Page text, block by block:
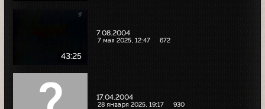
43:25
7.08.2004
7 мая 2025, 12:47 672
17.04.2004
28 января 2025, 19:17 930